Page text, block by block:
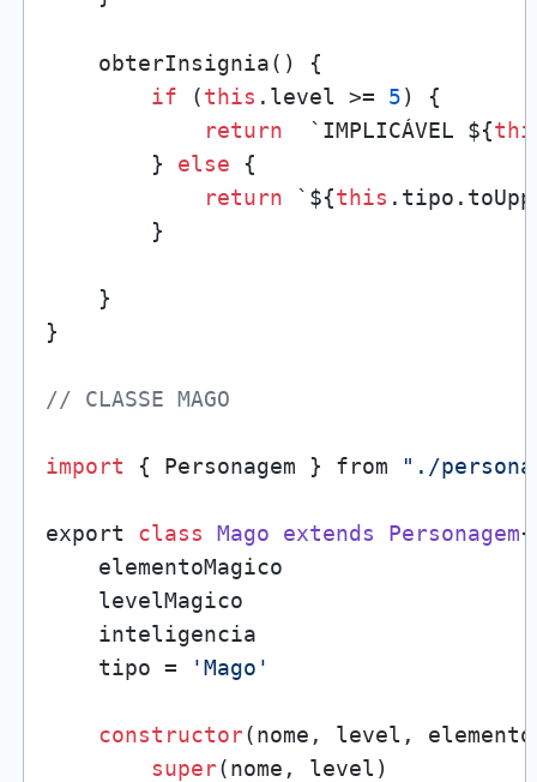
    obterInsignia() {
if (this .level >= 5) {
return
  `IMPLICÁVEL ${
        }
else {
return `${this
        }
    }
}
// CLASSE MAGO
import { Personagem } from "./
export class Mago extends Personagem{
    elementoMagico
    levelMagico
    inteligencia
    tipo =
'Mago'
constructor(nome, level,
super(nome, level)